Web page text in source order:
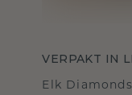
VERPAKT IN
Elk